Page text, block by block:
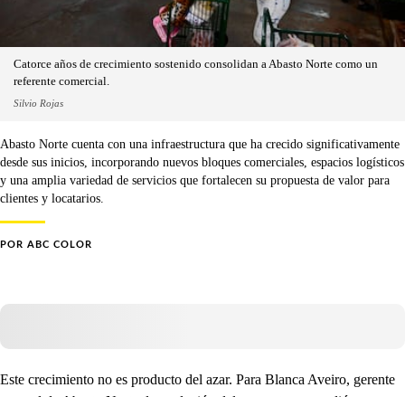
Catorce años de crecimiento sostenido consolidan a Abasto Norte como un
referente comercial.
Silvio Rojas
Abasto Norte cuenta con una infraestructura que ha crecido significativamente
desde sus inicios, incorporando nuevos bloques comerciales, espacios logísticos
y una amplia variedad de servicios que fortalecen su propuesta de valor para
clientes y locatarios.
POR ABC COLOR
Este crecimiento no es producto del azar. Para Blanca Aveiro, gerente